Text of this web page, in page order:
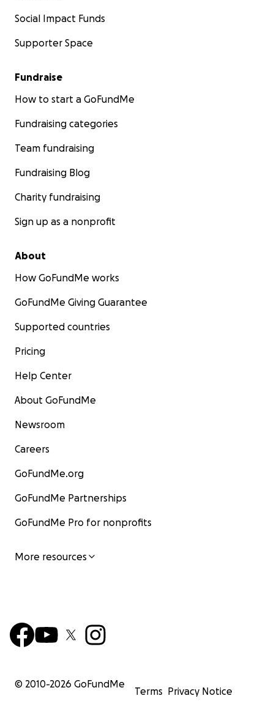
Social Impact Funds
Supporter Space
Fundraise
How to start a GoFundMe
Fundraising categories
Team fundraising
Fundraising Blog
Charity fundraising
Sign up as a nonprofit
About
How GoFundMe works
GoFundMe Giving Guarantee
Supported countries
Pricing
Help Center
About GoFundMe
Newsroom
Careers
GoFundMe.org
GoFundMe Partnerships
GoFundMe Pro for nonprofits
More resources
© 2010-2026 GoFundMe
Terms Privacy Notice